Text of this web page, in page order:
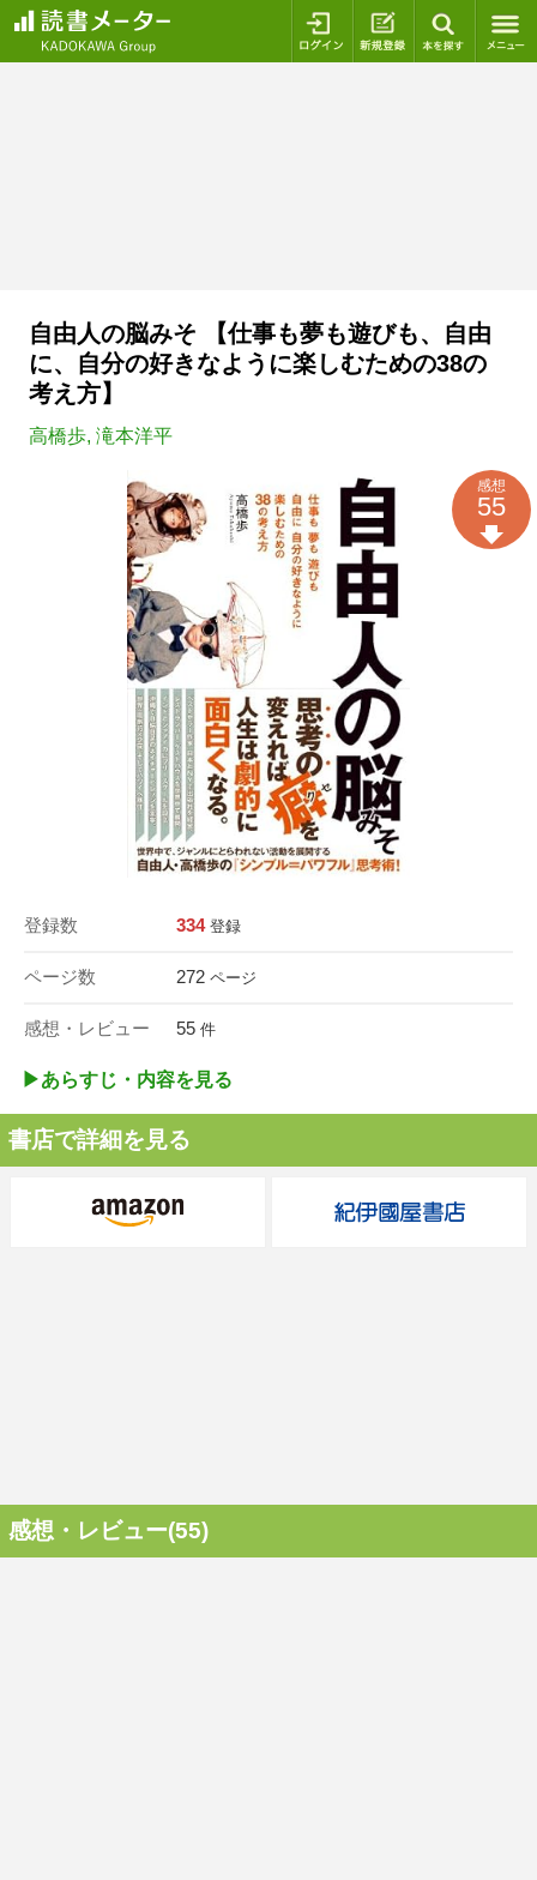
ログイン 新規登録
自由人の脳みそ 【仕事も夢も遊びも、自由
に、自分の好きなように楽しむための38の
考え方】
高橋歩, 滝本洋平
登録数 334 登録
ページ数 272 ページ
感想・レビュー 55 件
感想
55
▶︎あらすじ・内容を見る
書店で詳細を見る
感想・レビュー(55)